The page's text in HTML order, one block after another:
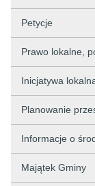
Petycje
Prawo lokalne,
Inicjatywa
Planowanie
Informacje o
Majątek Gminy